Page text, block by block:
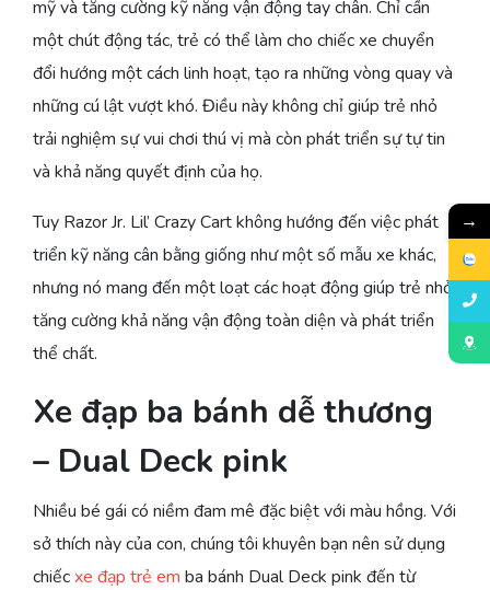
mỹ và tăng cường kỹ năng vận động tay chân. Chỉ cần
một chút động tác, trẻ có thể làm cho chiếc xe chuyển
đổi hướng một cách linh hoạt, tạo ra những vòng quay và
những cú lật vượt khó. Điều này không chỉ giúp trẻ nhỏ
trải nghiệm sự vui chơi thú vị mà còn phát triển sự tự tin
và khả năng quyết định của họ.
Tuy Razor Jr. Lil’ Crazy Cart không hướng đến việc phát
triển kỹ năng cân bằng giống như một số mẫu xe khác,
nhưng nó mang đến một loạt các hoạt động giúp trẻ nhỏ
tăng cường khả năng vận động toàn diện và phát triển
thể chất.
Xe đạp ba bánh dễ thương
– Dual Deck pink
Nhiều bé gái có niềm đam mê đặc biệt với màu hồng. Với
sở thích này của con, chúng tôi khuyên bạn nên sử dụng
chiếcxe đạp trẻ em ba bánh Dual Deck pink đến từ
→